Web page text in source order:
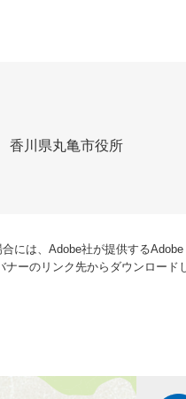
香川県丸亀市役所
には、Adobe社が提供するAdobe
ーのリンク先からダウンロード